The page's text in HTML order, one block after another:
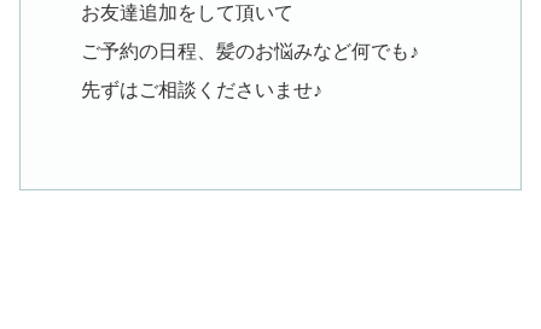
お友達追加をして頂いて
ご予約の日程、髪のお悩みなど何でも♪
先ずはご相談くださいませ♪